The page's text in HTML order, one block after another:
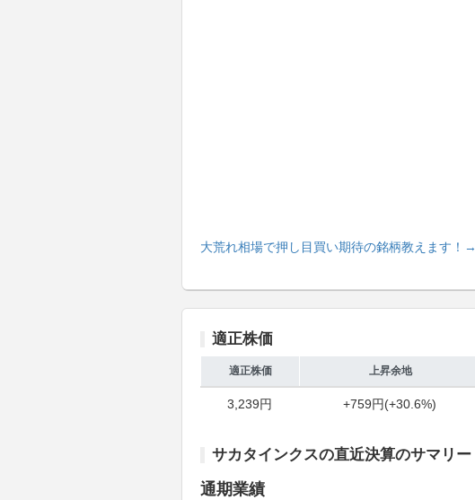
大荒れ相場で押し目買い期待の銘柄教えます！
適正株価
適正株価 上昇余地
3,239円 +759円(+30.6%)
サカタインクスの直近決算のサマリー
通期業績